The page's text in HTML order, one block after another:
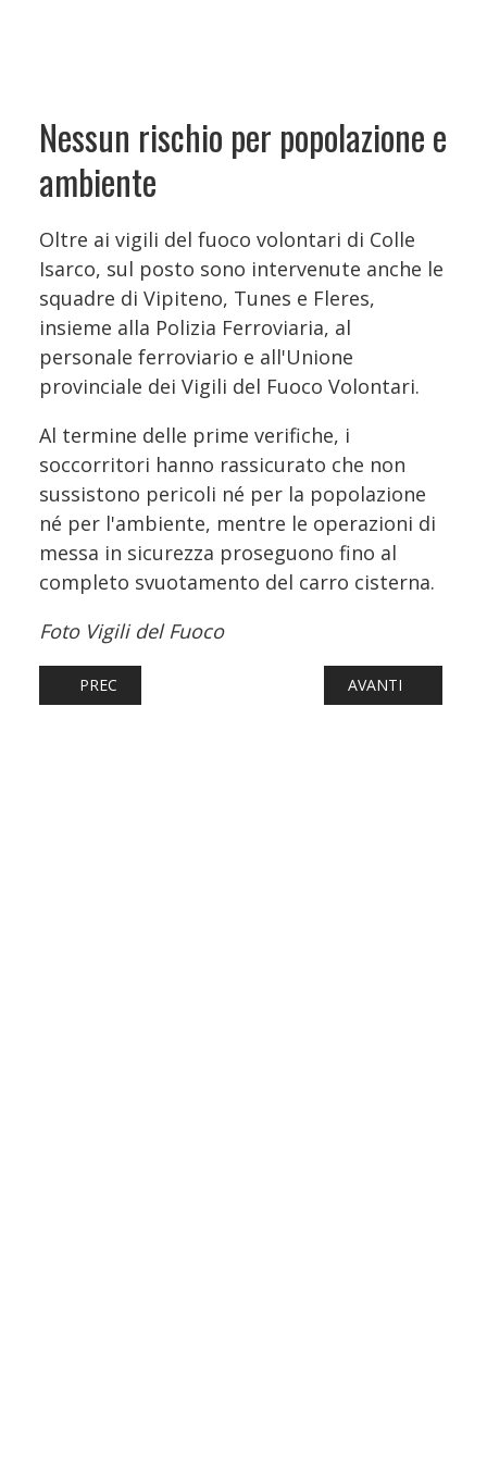
Nessun rischio per popolazione e
ambiente
Oltre ai vigili del fuoco volontari di Colle
Isarco, sul posto sono intervenute anche le
squadre di Vipiteno, Tunes e Fleres,
insieme alla Polizia Ferroviaria, al
personale ferroviario e all'Unione
provinciale dei Vigili del Fuoco Volontari.
Al termine delle prime verifiche, i
soccorritori hanno rassicurato che non
sussistono pericoli né per la popolazione
né per l'ambiente, mentre le operazioni di
messa in sicurezza proseguono fino al
completo svuotamento del carro cisterna.
Foto Vigili del Fuoco
ARTICOLO PRECEDENTE: L’HTR 412 N.088 LASCIA
PREC ARTICOLO
AVANTI